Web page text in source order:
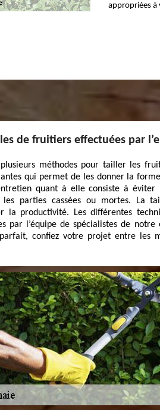
appropriées à
de fruitiers effectuées par
plusieurs méthodes pour tailler les
qui permet de les donner la
quant à elle consiste à éviter
les parties cassées ou mortes. La
la productivité. Les différentes
par l’équipe de spécialistes de
confiez votre projet entre les